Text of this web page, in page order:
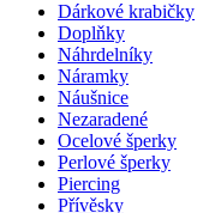
Dárkové krabičky
Doplňky
Náhrdelníky
Náramky
Náušnice
Nezaradené
Ocelové šperky
Perlové šperky
Piercing
Přívěsky